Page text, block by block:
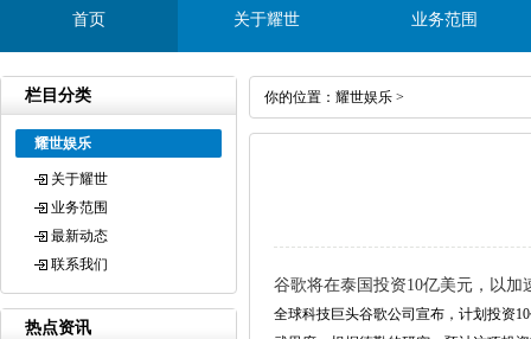
首页 关于耀世 业务范围
栏目分类
耀世娱乐
关于耀世
业务范围
最新动态
联系我们
热点资讯
你的位置： 耀世娱乐 >
谷歌将在泰国投资10亿美元，以加
全球科技巨头谷歌公司宣布，计划投资